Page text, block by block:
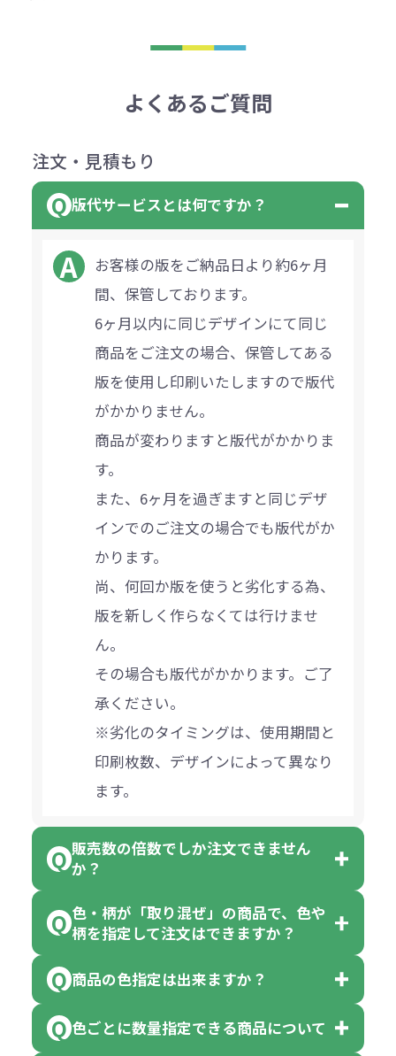
よくあるご質問
注文・見積もり
版代サービスとは何ですか？
お客様の版をご納品日より約6ヶ月
間、保管しております。
6ヶ月以内に同じデザインにて同じ
商品をご注文の場合、保管してある
版を使用し印刷いたしますので版代
がかかりません。
商品が変わりますと版代がかかりま
す。
また、6ヶ月を過ぎますと同じデザ
インでのご注文の場合でも版代がか
かります。
尚、何回か版を使うと劣化する為、
版を新しく作らなくては行けませ
ん。
その場合も版代がかかります。ご了
承ください。
※劣化のタイミングは、使用期間と
印刷枚数、デザインによって異なり
ます。
販売数の倍数でしか注文できません
か？
一部商品（※）を除き、注文可能数
です。
個、20個と10個単位でのご注文とな
色・柄が「取り混ぜ」の商品で、色や
柄を指定して注文はできますか？
「色・柄 取り混ぜ」のラベルがつい
ている商品は、色指定不可となって
商品の色指定は出来ますか？
色指定できる商品もございますが商
色ごとに数量指定できる商品について